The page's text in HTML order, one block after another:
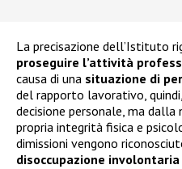
La precisazione dell’Istituto
proseguire l’attività
causa di una situazione di
del rapporto lavorativo,
decisione personale, ma
propria integrità fisica e
dimissioni vengono
disoccupazione involontaria